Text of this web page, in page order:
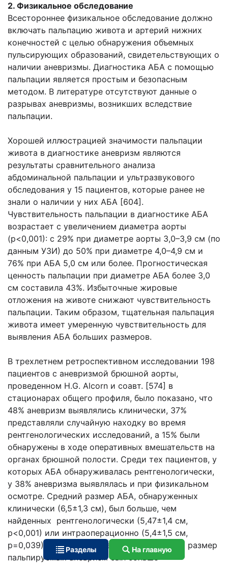
2. Физикальное обследование
Всестороннее физикальное обследование должно
включать пальпацию живота и артерий нижних
конечностей с целью обнаружения объемных
пульсирующих образований, свидетельствующих о
наличии аневризмы. Диагностика АБА с помощью
пальпации является простым и безопасным
методом. В литературе отсутствуют данные о
разрывах аневризмы, возникших вследствие
пальпации.
Хорошей иллюстрацией значимости пальпации
живота в диагностике аневризм являются
результаты сравнительного анализа
абдоминальной пальпации и ультразвукового
обследования у 15 пациентов, которые ранее не
знали о наличии у них АБА [604].
Чувствительность пальпации в диагностике АБА
возрастает с увеличением диаметра аорты
(р<0,001): с 29% при диаметре аорты 3,0–3,9 см (по
данным УЗИ) до 50% при диаметре 4,0–4,9 см и
76% при АБА 5,0 см или более. Прогностическая
ценность пальпации при диаметре АБА более 3,0
см составила 43%. Избыточные жировые
отложения на животе снижают чувствительность
пальпации. Таким образом, тщательная пальпация
живота имеет умеренную чувствительность для
выявления АБА больших размеров.
В трехлетнем ретроспективном исследовании 198
пациентов с аневризмой брюшной аорты,
проведенном H.G. Alcorn и соавт. [574] в
стационарах общего профиля, было показано, что
48% аневризм выявлялись клинически, 37%
представляли случайную находку во время
рентгенологических исследований, а 15% были
обнаружены в ходе оперативных вмешательств на
органах брюшной полости. Среди тех пациентов, у
которых АБА обнаруживалась рентгенологически,
у 38% аневризма выявлялась и при физикальном
осмотре. Средний размер АБА, обнаруженных
клинически (6,5±1,3 см), был больше, чем
найденных рентгенологически (5,47±1,4 см,
р<0,001) или интраоперационно (5,4±1,5 см,
р=0,039). Вполне естественно, что средний размер
пальпируемых аневризм был больше
Разделы На главную